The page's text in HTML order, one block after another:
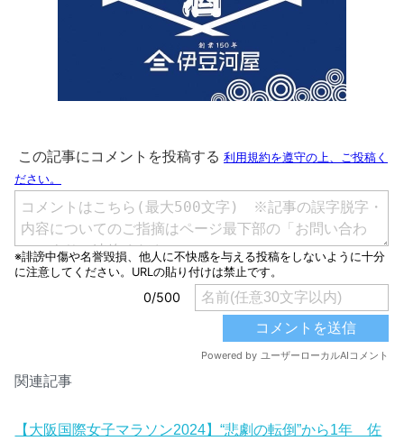
関連記事
【大阪国際女子マラソン2024】“悲劇の転倒”から1年 佐